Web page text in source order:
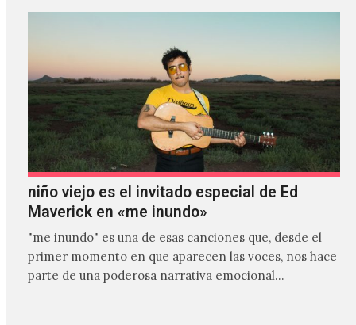
niño viejo es el invitado especial de Ed
Maverick en «me inundo»
"me inundo" es una de esas canciones que, desde el
primer momento en que aparecen las voces, nos hace
parte de una poderosa narrativa emocional…